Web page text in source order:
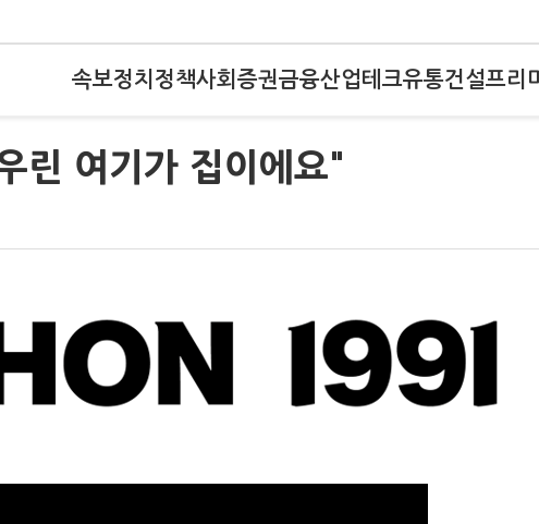
속보정치 정책사회 증권금융산업테크유통건설프리
린 여기가 집이에요"